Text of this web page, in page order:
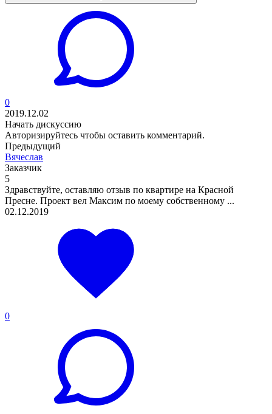
0
2019.12.02
Начать дискуссию
Авторизируйтесь чтобы оставить комментарий.
Предыдущий
Вячеслав
Заказчик
5
Здравствуйте, оставляю отзыв по квартире на Красной
Пресне. Проект вел Максим по моему собственному ...
02.12.2019
0